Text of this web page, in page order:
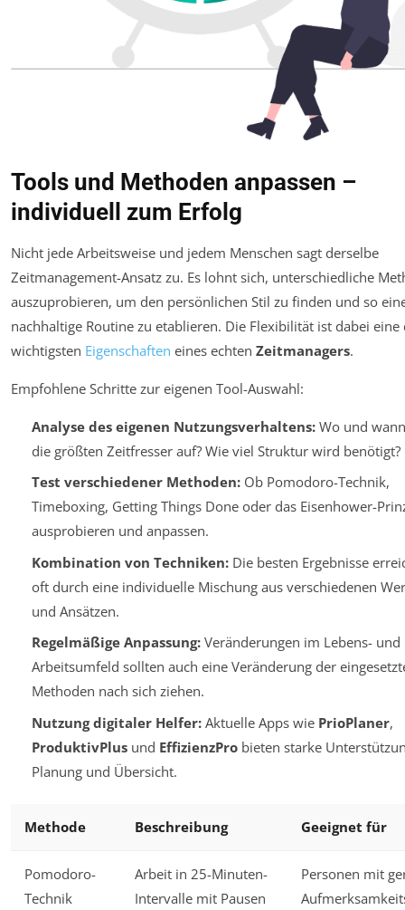
Tools und Methoden anpassen –
individuell zum Erfolg
Nicht jede Arbeitsweise und jedem Menschen sagt derselbe
Zeitmanagement-Ansatz zu. Es lohnt sich, unterschiedliche
auszuprobieren, um den persönlichen Stil zu finden und so
nachhaltige Routine zu etablieren. Die Flexibilität ist dabei eine
wichtigsten Eigenschaften eines echten Zeitmanagers.
Empfohlene Schritte zur eigenen Tool-Auswahl:
Analyse des eigenen Nutzungsverhaltens:Wo und
die größten Zeitfresser auf? Wie viel Struktur wird benötigt?
Test verschiedener Methoden:Ob Pomodoro-Technik,
Timeboxing, Getting Things Done oder das Eisenhower-
ausprobieren und anpassen.
Kombination von Techniken:Die besten Ergebnisse
oft durch eine individuelle Mischung aus verschiedenen
und Ansätzen.
Regelmäßige Anpassung:Veränderungen im Lebens- und
Arbeitsumfeld sollten auch eine Veränderung der
Methoden nach sich ziehen.
Nutzung digitaler Helfer:Aktuelle Apps wie PrioPlaner,
ProduktivPlusund EffizienzProbieten starke
Planung und Übersicht.
Methode Beschreibung Geeignet für
Pomodoro-
Technik
Arbeit in 25-Minuten-
Intervalle mit Pausen
Personen mit